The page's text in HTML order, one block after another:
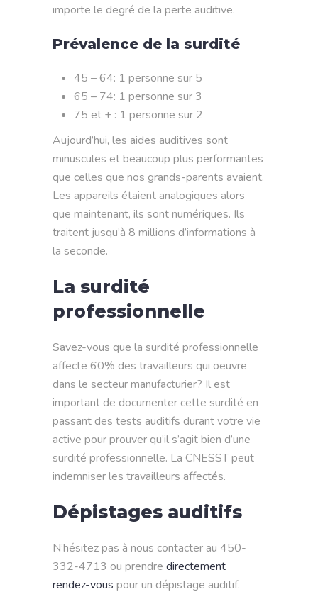
importe le degré de la perte auditive.
Prévalence de la surdité
45 – 64: 1 personne sur 5
65 – 74: 1 personne sur 3
75 et + : 1 personne sur 2
Aujourd’hui, les aides auditives sont
minuscules et beaucoup plus performantes
que celles que nos grands-parents avaient.
Les appareils étaient analogiques alors
que maintenant, ils sont numériques. Ils
traitent jusqu’à 8 millions d’informations à
la seconde.
La surdité
professionnelle
Savez-vous que la surdité professionnelle
affecte 60% des travailleurs qui oeuvre
dans le secteur manufacturier? Il est
important de documenter cette surdité en
passant des tests auditifs durant votre vie
active pour prouver qu’il s’agit bien d’une
surdité professionnelle. La CNESST peut
indemniser les travailleurs affectés.
Dépistages auditifs
N’hésitez pas à nous contacter au 450-
332-4713 ou prendre directement
rendez-vous pour un dépistage auditif.